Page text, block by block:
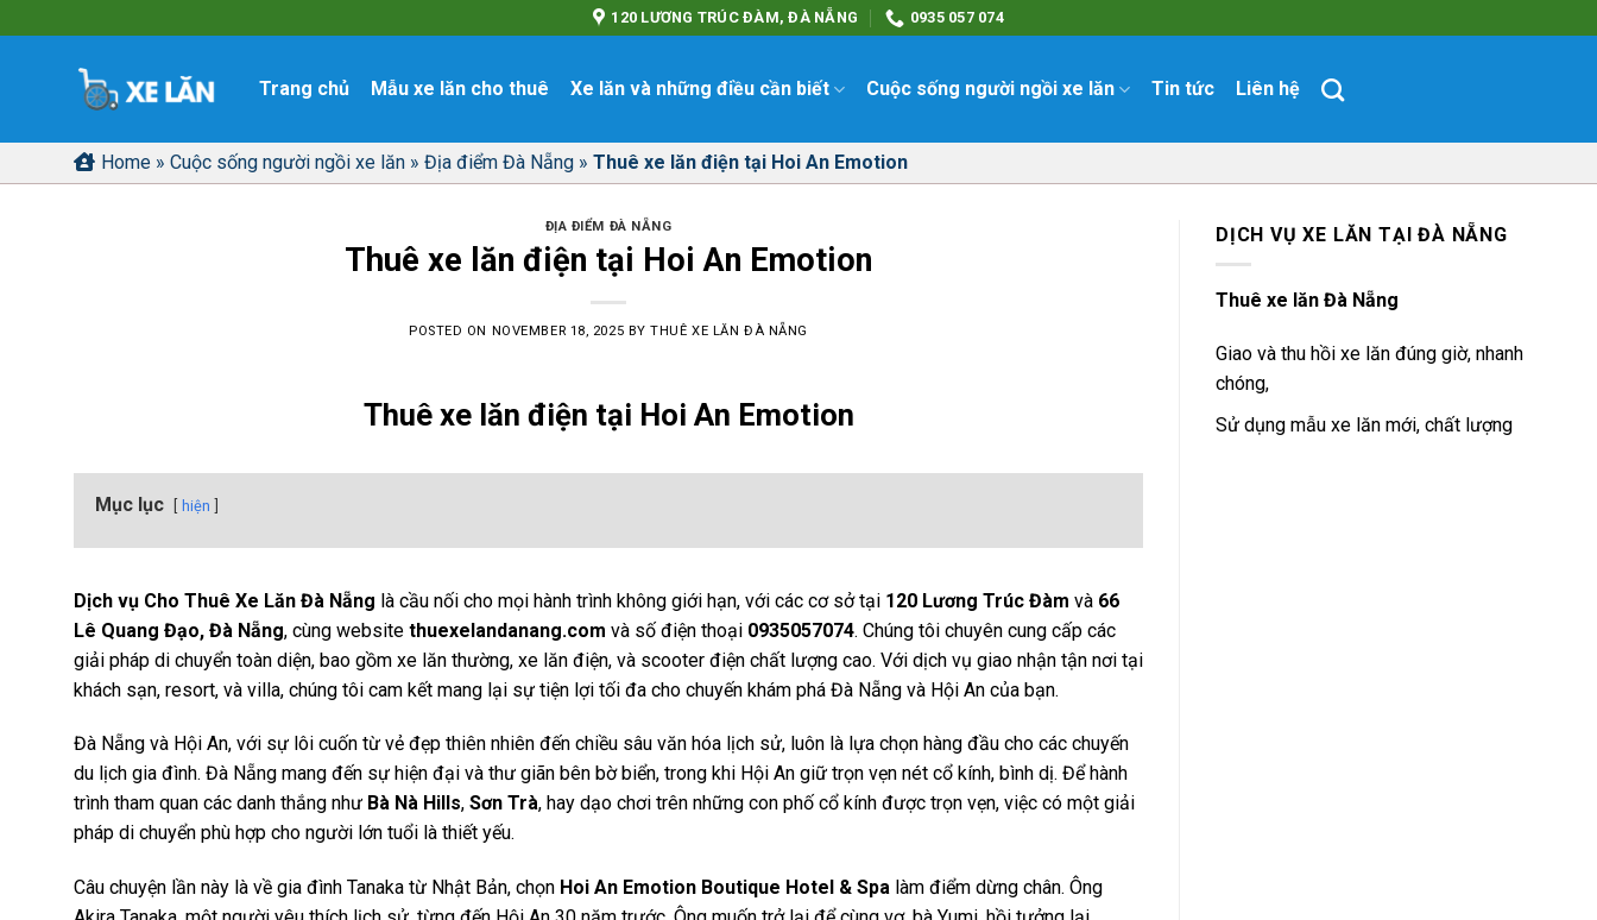
120 LƯƠNG TRÚC ĐÀM, ĐÀ NẴNG 0935 057 074
Trang chủ Mẫu xe lăn cho thuê Xe lăn và những điều cần biết Cuộc sống người ngồi xe lăn Tin tức Liên hệ
Home » Cuộc sống người ngồi xe lăn » Địa điểm Đà Nẵng » Thuê xe lăn điện tại Hoi An Emotion
ĐỊA ĐIỂM ĐÀ NẴNG
Thuê xe lăn điện tại Hoi An Emotion
POSTED ON NOVEMBER 18, 2025 BYTHUÊ XE LĂN ĐÀ NẴNG
Thuê xe lăn điện tại Hoi An Emotion
Mục lục hiện
Dịch vụ Cho Thuê Xe Lăn Đà Nẵng là cầu nối cho mọi hành trình không giới hạn, với các cơ sở tại 120 Lương Trúc Đàm và 66
Lê Quang Đạo, Đà Nẵng, cùng website thuexelandanang.com và số điện thoại 0935057074. Chúng tôi chuyên cung cấp các
giải pháp di chuyển toàn diện, bao gồm xe lăn thường, xe lăn điện, và scooter điện chất lượng cao. Với dịch vụ giao nhận tận nơi tại
khách sạn, resort, và villa, chúng tôi cam kết mang lại sự tiện lợi tối đa cho chuyến khám phá Đà Nẵng và Hội An của bạn.
Đà Nẵng và Hội An, với sự lôi cuốn từ vẻ đẹp thiên nhiên đến chiều sâu văn hóa lịch sử, luôn là lựa chọn hàng đầu cho các chuyến
du lịch gia đình. Đà Nẵng mang đến sự hiện đại và thư giãn bên bờ biển, trong khi Hội An giữ trọn vẹn nét cổ kính, bình dị. Để hành
trình tham quan các danh thắng như Bà Nà Hills, Sơn Trà, hay dạo chơi trên những con phố cổ kính được trọn vẹn, việc có một giải
pháp di chuyển phù hợp cho người lớn tuổi là thiết yếu.
Câu chuyện lần này là về gia đình Tanaka từ Nhật Bản, chọn Hoi An Emotion Boutique Hotel & Spa làm điểm dừng chân. Ông
DỊCH VỤ XE LĂN TẠI ĐÀ NẴNG
Thuê xe lăn Đà Nẵng
Giao và thu hồi xe lăn đúng giờ, nhanh
chóng,
Sử dụng mẫu xe lăn mới, chất lượng